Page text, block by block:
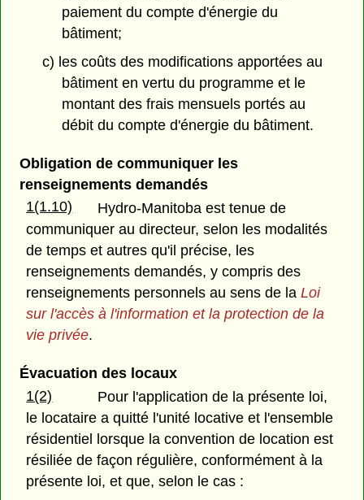
paiement du compte d'énergie du
bâtiment;
c) les coûts des modifications apportées au
bâtiment en vertu du programme et le
montant des frais mensuels portés au
débit du compte d'énergie du bâtiment.
Obligation de communiquer les
renseignements demandés
1(1.10)
Hydro-Manitoba est tenue de
communiquer au directeur, selon les modalités
de temps et autres qu'il précise, les
renseignements demandés, y compris des
renseignements personnels au sens de laLoi
sur l'accès à l'information et la protection de la
vie privée.
Évacuation des locaux
1(2)
Pour l'application de la présente loi,
le locataire a quitté l'unité locative et l'ensemble
résidentiel lorsque la convention de location est
résiliée de façon régulière, conformément à la
présente loi, et que, selon le cas :